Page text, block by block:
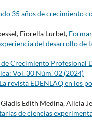
35 años de crecimiento
Fiorella Lurbet,
del desarrollo de
Crecimiento Profesional
Vol. 30 Núm. 02 (2024)
La revista EDENLAQ en los
Edith Medina, Alicia
de ciencias